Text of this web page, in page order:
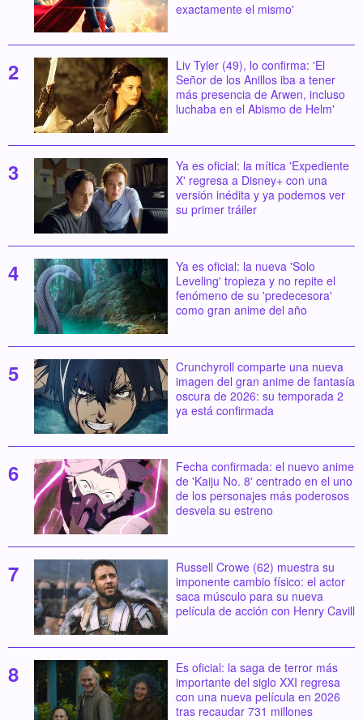
exactamente el mismo'
Liv Tyler (49), lo confirma: 'El
Señor de los Anillos iba a tener
más presencia de Arwen, incluso
luchaba en el Abismo de Helm'
Ya es oficial: la mítica 'Expediente
X' regresa a Disney+ con una
versión inédita y ya podemos ver
su primer tráiler
Ya es oficial: la nueva 'Solo
Leveling' tropieza y no repite el
fenómeno de su 'predecesora'
como gran anime del año
Crunchyroll comparte una nueva
imagen del gran anime de fantasía
oscura de 2026: su temporada 2
ya está confirmada
Fecha confirmada: el nuevo anime
de 'Kaiju No. 8' centrado en el uno
de los personajes más poderosos
desvela su estreno
Russell Crowe (62) muestra su
imponente cambio físico: el actor
saca músculo para su nueva
película de acción con Henry Cavill
Es oficial: la saga de terror más
importante del siglo XXI regresa
con una nueva película en 2026
tras recaudar 731 millones